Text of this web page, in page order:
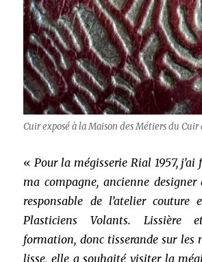
Cuir exposé à la Maison des Métiers du
«Pour la mégisserie Rial 1957,
ma compagne, ancienne
responsable de l’atelier couture
Plasticiens Volants. Lissière
formation, donc tisserande sur les
lisse, elle a souhaité visiter la